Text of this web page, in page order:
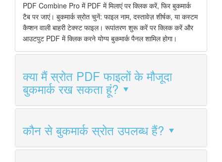
PDF Combine Pro में PDF में मिलाएं पर क्लिक करें, फिर बुकमार्क
टैब पर जाएं। बुकमार्क स्रोत चुनें: फाइल नाम, दस्तावेज़ शीर्षक, या कस्टम
कैप्शन वाली बाहरी टेक्स्ट फाइल। रूपांतरण शुरू करें पर क्लिक करें और
आउटपुट PDF में क्लिक करने योग्य बुकमार्क पैनल शामिल होगा।
क्या मैं स्रोत PDF फाइलों के मौजूदा
बुकमार्क रख सकता हूं?
कौन से बुकमार्क स्रोत उपलब्ध हैं?